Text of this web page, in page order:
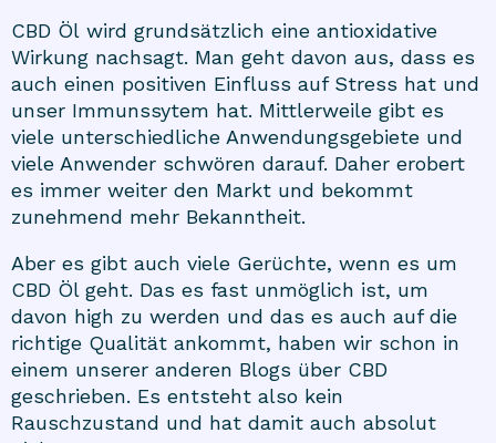
CBD Öl wird grundsätzlich eine antioxidative
Wirkung nachsagt. Man geht davon aus, dass es
auch einen positiven Einfluss auf Stress hat und
unser Immunssytem hat. Mittlerweile gibt es
viele unterschiedliche Anwendungsgebiete und
viele Anwender schwören darauf. Daher erobert
es immer weiter den Markt und bekommt
zunehmend mehr Bekanntheit.
Aber es gibt auch viele Gerüchte, wenn es um
CBD Öl geht. Das es fast unmöglich ist, um
davon high zu werden und das es auch auf die
richtige Qualität ankommt, haben wir schon in
einem unserer anderen Blogs über CBD
geschrieben. Es entsteht also kein
Rauschzustand und hat damit auch absolut